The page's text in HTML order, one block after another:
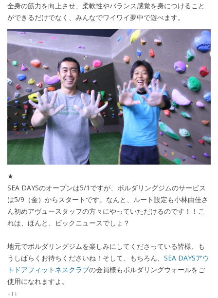
全身の筋力を向上させ、柔軟性やバランス感覚を身につけること
ができるだけでなく、みんなでワイワイ夢中で遊べます。
★
SEA DAYSのオープンは5/1ですが、ボルダリングジムのサービス
は5/9（金）からスタートです。なんと、ルート設定も小林由佳さ
ん初めアヴュースタッフの方々にやっていただけるのです！！こ
れは、ほんと、ビックニュースでしょ？
地元でボルダリングジムを楽しみにしてくださっている皆様、も
うしばらくお待ちくださいね！そして、もちろん、 SEA DAYSアウ
トドアフィットネスクラブの会員様もボルダリングウォールをご
使用になれますよ。
↓↓↓